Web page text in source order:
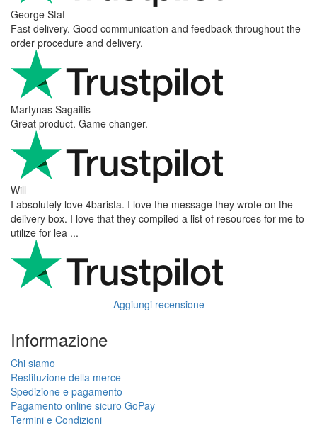
George Staf
Fast delivery. Good communication and feedback throughout the
order procedure and delivery.
Martynas Sagaitis
Great product. Game changer.
Will
I absolutely love 4barista. I love the message they wrote on the
delivery box. I love that they compiled a list of resources for me to
utilize for lea ...
Aggiungi recensione
Informazione
Chi siamo
Restituzione della merce
Spedizione e pagamento
Pagamento online sicuro GoPay
Termini e Condizioni